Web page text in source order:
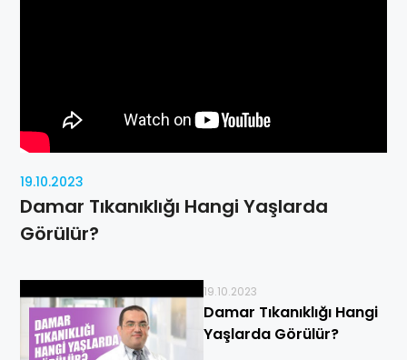
19.10.2023
Damar Tıkanıklığı Hangi Yaşlarda
Görülür?
19.10.2023
Damar Tıkanıklığı Hangi
Yaşlarda Görülür?